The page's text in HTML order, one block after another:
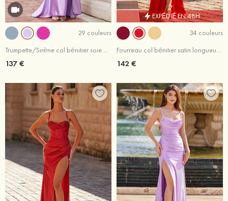
29 couleurs
Trumpette/Sirène col bénitier soie comme du satin traîne balayage robe de bal
137 €
EXPÉDIÉ EN 48H
34 couleurs
Fourreau col bénitier satin longueur ras du sol robe de bal
142 €